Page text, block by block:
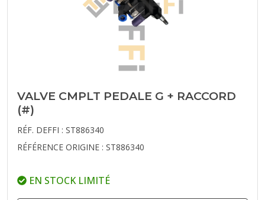
VALVE CMPLT PEDALE G + RACCORD
(#)
RÉF. DEFFI : ST886340
RÉFÉRENCE ORIGINE : ST886340
EN STOCK LIMITÉ